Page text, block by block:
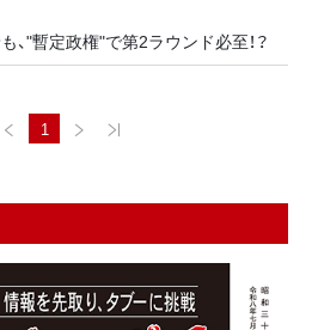
、"暫定政権"で第2ラウンド必至！？
1